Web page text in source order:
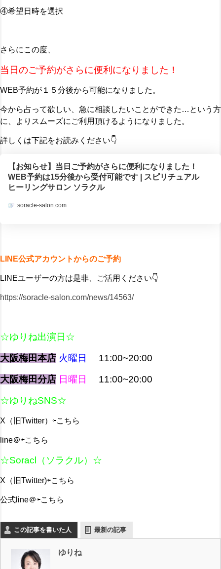
④希望日時を選択
さらにこの度、
当日のご予約がさらに便利になりました！
WEB予約が１５分後から可能になりました。
今から占って欲しい、急に相談したいことができた…という方
に、よりスムーズにご利用頂けるようになりました。
詳しくは下記をお読みください👇️
【お知らせ】当日ご予約がさらに便利になりました！
WEB予約は15分後から受付可能です | スピリチュアル
ヒーリングサロン ソラクル
soracle-salon.com
LINE公式アカウントからのご予約
LINEユーザーの方は是非、ご活用ください👇️
https://soracle-salon.com/news/14563/
☆ゆりね出演日☆
大阪梅田本店 火曜日 11:00~20:00
大阪梅田分店 日曜日 11:00~20:00
☆ゆりねSNS☆
X（旧Twitter） ⇦こちら
line＠⇦こちら
☆Soracl（ソラクル）☆
X（旧Twitter)⇦こちら
公式line＠⇦こちら
この記事を書いた人 最新の記事
ゆりね